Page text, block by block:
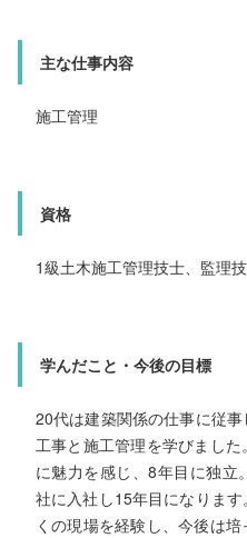
主な仕事内容
施工管理
資格
1級土木施工管理技士、監理
学んだこと・今後の目標
20代は建築関係の仕事に従
工事と施工管理を学びまし
に魅力を感じ、8年目に独立
社に入社し15年目になりま
くの現場を経験し、今後は
大型自動車免許/車両系
して多くの資格を取得